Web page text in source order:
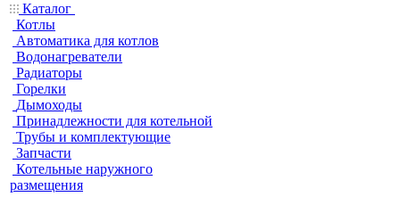
Каталог
Котлы
Автоматика для котлов
Водонагреватели
Радиаторы
Горелки
Дымоходы
Принадлежности для котельной
Трубы и комплектующие
Запчасти
Котельные наружного
размещения